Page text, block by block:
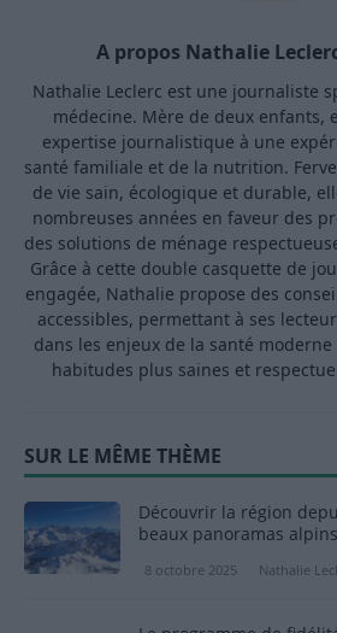
A propos Nathalie
Nathalie Leclerc est une journaliste
médecine. Mère de deux enfants,
expertise journalistique à une
santé familiale et de la nutrition.
de vie sain, écologique et durable,
nombreuses années en faveur des
des solutions de ménage
Grâce à cette double casquette de
engagée, Nathalie propose des
accessibles, permettant à ses
dans les enjeux de la santé
habitudes plus saines et
SUR LE MÊME THÈME
Découvrir la région
beaux panoramas
8 octobre 2025 Nathalie